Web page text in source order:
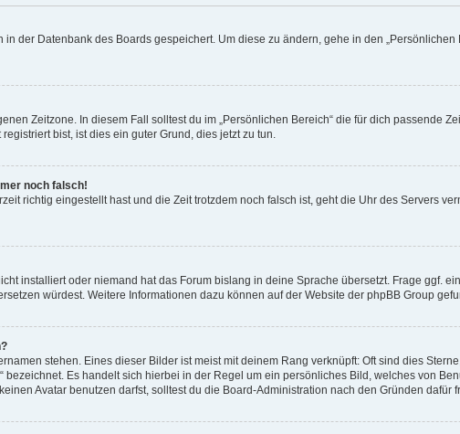
der Datenbank des Boards gespeichert. Um diese zu ändern, gehe in den
Zeitzone. In diesem Fall solltest du im „Persönlichen Bereich“ die für dich passende
bist, ist dies ein guter Grund, dies jetzt zu tun.
noch falsch!
richtig eingestellt hast und die Zeit trotzdem noch falsch ist, geht die Uhr des Servers
installiert oder niemand hat das Forum bislang in deine Sprache übersetzt. Frage ggf.
würdest. Weitere Informationen dazu können auf der Website der phpBB Group
stehen. Eines dieser Bilder ist meist mit deinem Rang verknüpft: Oft sind dies
bezeichnet. Es handelt sich hierbei in der Regel um ein persönliches Bild, welches von
Avatar benutzen darfst, solltest du die Board-Administration nach den Gründen dafür